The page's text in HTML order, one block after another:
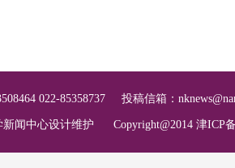
022-85358737 投稿信箱：
闻中心设计维护 Copyright@2014 津ICP